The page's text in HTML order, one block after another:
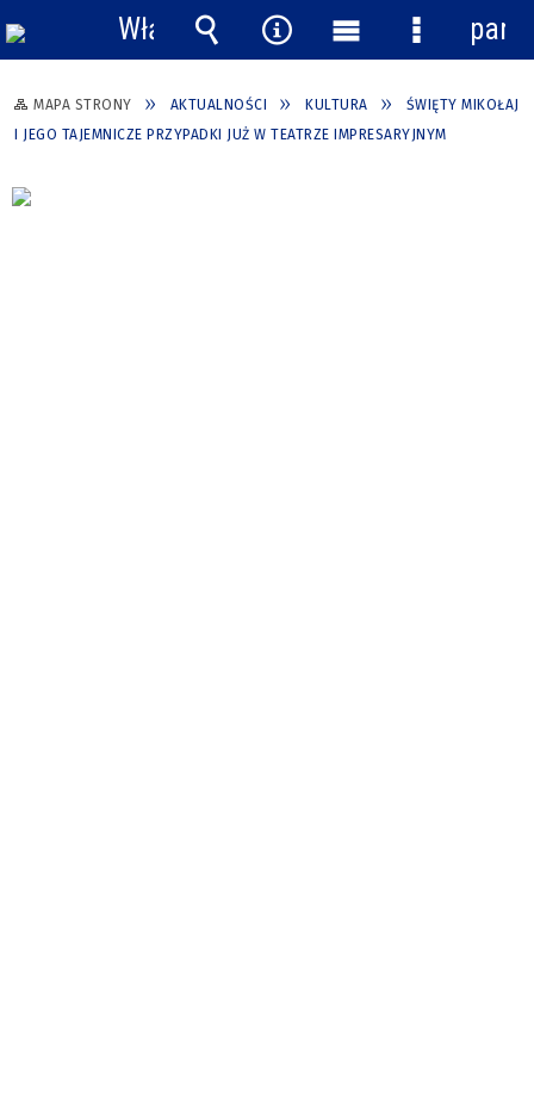
MAPA STRONY AKTUALNOŚCI KULTURA
ŚWIĘTY MIKOŁAJ
I JEGO TAJEMNICZE PRZYPADKI JUŻ W TEATRZE IMPRESARYJNYM
Włącz
powiadomienia
Wyszukiwarka
Narzędzia
Menu
główne
Menu
panel